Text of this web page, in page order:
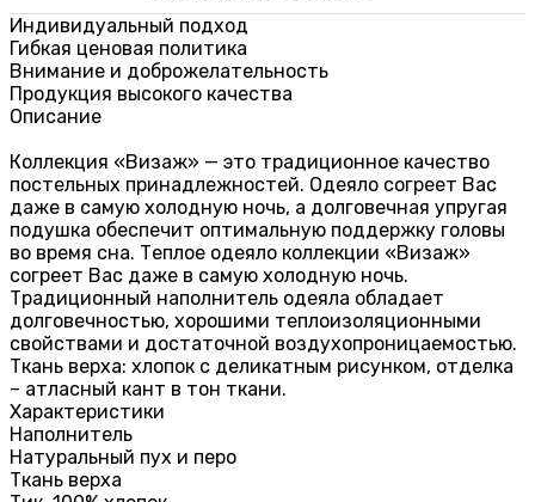
Индивидуальный подход
Гибкая ценовая политика
Внимание и доброжелательность
Продукция высокого качества
Описание
Коллекция «Визаж» — это традиционное качество
постельных принадлежностей. Одеяло согреет Вас
даже в самую холодную ночь, а долговечная упругая
подушка обеспечит оптимальную поддержку головы
во время сна. Теплое одеяло коллекции «Визаж»
согреет Вас даже в самую холодную ночь.
Традиционный наполнитель одеяла обладает
долговечностью, хорошими теплоизоляционными
свойствами и достаточной воздухопроницаемостью.
Ткань верха: хлопок с деликатным рисунком, отделка
– атласный кант в тон ткани.
Характеристики
Наполнитель
Натуральный пух и перо
Ткань верха